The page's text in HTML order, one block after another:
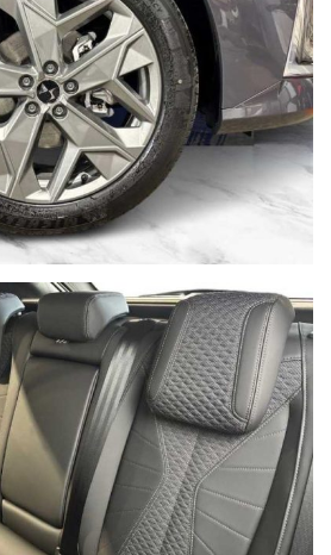
L'AUTO CHE
CERCHI?
ti contatteremo appena l'auto che
sarà disponibile